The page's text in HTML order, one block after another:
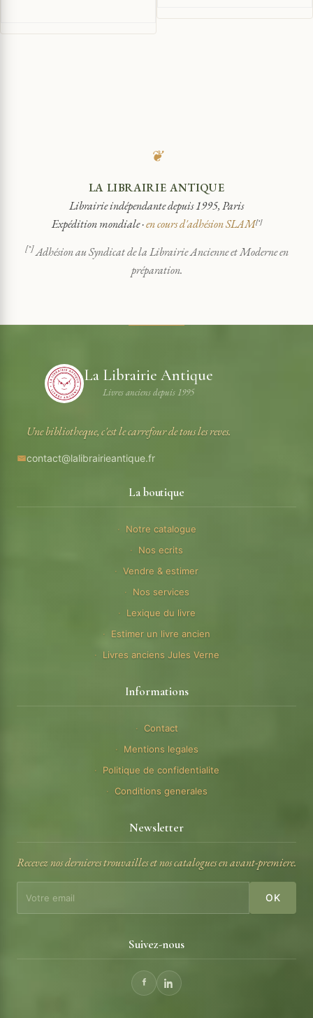
❦
LA LIBRAIRIE ANTIQUE
Librairie indépendante depuis 1995, Paris
Expédition mondiale ·en cours d'adhésion SLAM[*]
[*]Adhésion au Syndicat de la Librairie Ancienne et Moderne en
préparation.
La Librairie Antique
Livres anciens depuis 1995
Une bibliotheque, c'est le carrefour de tous les reves.
contact@lalibrairieantique.fr
La boutique
Notre catalogue
Nos ecrits
Vendre & estimer
Nos services
Lexique du livre
Estimer un livre ancien
Livres anciens Jules Verne
Informations
Contact
Mentions legales
Politique de confidentialite
Conditions generales
Newsletter
Recevez nos dernieres trouvailles et nos catalogues en avant-premiere.
OK
Suivez-nous